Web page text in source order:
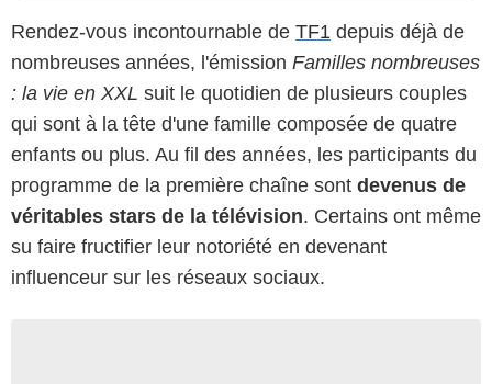
Rendez-vous incontournable de TF1 depuis déjà de
nombreuses années, l'émission Familles nombreuses
: la vie en XXL suit le quotidien de plusieurs couples
qui sont à la tête d'une famille composée de quatre
enfants ou plus. Au fil des années, les participants du
programme de la première chaîne sont devenus de
véritables stars de la télévision. Certains ont même
su faire fructifier leur notoriété en devenant
influenceur sur les réseaux sociaux.